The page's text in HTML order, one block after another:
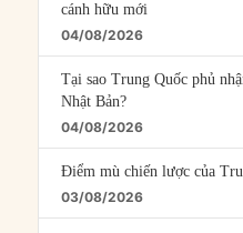
cánh hữu mới
04/08/2026
Tại sao Trung Quốc phủ
Nhật Bản?
04/08/2026
Điểm mù chiến lược của
03/08/2026